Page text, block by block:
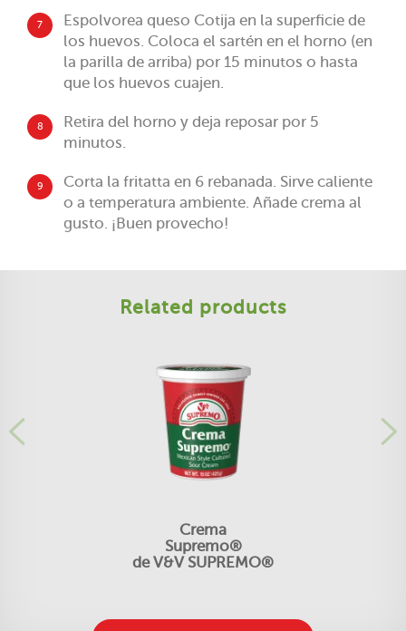
7
Espolvorea queso Cotija en la superficie de
los huevos. Coloca el sartén en el horno (en
la parilla de arriba) por 15 minutos o hasta
que los huevos cuajen.
8
Retira del horno y deja reposar por 5
minutos.
9
Corta la fritatta en 6 rebanada. Sirve caliente
o a temperatura ambiente. Añade crema al
gusto. ¡Buen provecho!
Related products
Crema
Supremo®
de V&V SUPREMO®